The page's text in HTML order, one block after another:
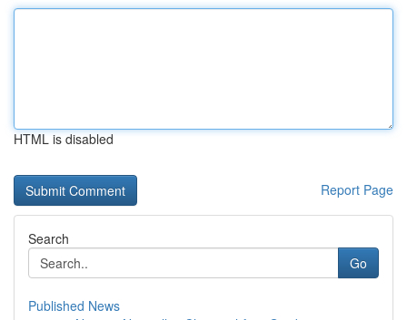
HTML is disabled
Report Page
Search
Go
Published News